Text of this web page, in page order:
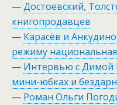
—Достоевский,
книгопродавцев
— Карасёв и
режиму
— Интервью с
мини-юбках и
— Роман Ольги